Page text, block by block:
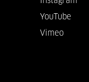
YouTube
Vimeo